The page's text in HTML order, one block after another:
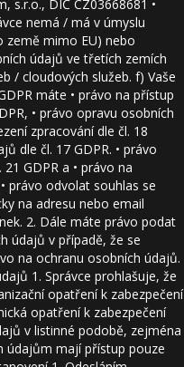
s.r.o., DIČ CZ03668681 •
nemá / má v úmyslu
mimo EU) nebo
údajů ve třetích zemích
/ cloudových služeb. f) Vaše
máte • právo na přístup
• právo opravu osobních
zpracování dle čl. 18
dle čl. 17 GDPR. • právo
GDPR a • právo na
právo odvolat souhlas se
na adresu nebo email
2. Dále máte právo podat
údajů v případě, že se
na ochranu osobních údajů.
1. Správce prohlašuje, že
opatření k zabezpečení
opatření k zabezpečení
v listinné podobě, zejména
údajům mají přístup pouze